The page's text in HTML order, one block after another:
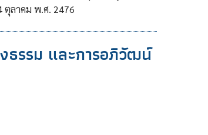
ตุลาคม พ.ศ. 2476
รรม และการอภิวัฒน์